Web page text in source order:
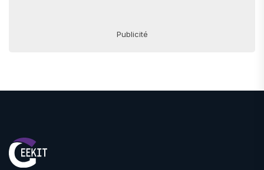
Publicité